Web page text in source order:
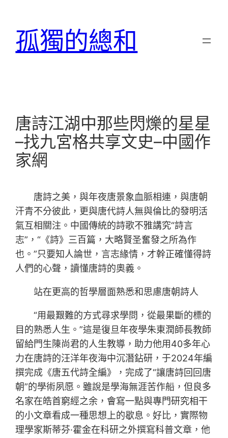
孤獨的總和
唐詩江湖中那些閃爍的星星
–找九宮格共享文史–中國作
家網
唐詩之美，與年夜唐景象血脈相連，與唐朝
汗青不分彼此，更與唐代詩人無與倫比的發明活
氣互相關注。中國傳統的詩歌不雅講究“詩言
志”，“《詩》三百篇，大略賢圣奮發之所為作
也。”只要知人論世，言志緣情，才幹正確懂得詩
人們的心聲，讀懂唐詩的奧義。
站在更高的哲學層面熟悉和思慮唐朝詩人
“用最艱難的方式尋求學問，從最果斷的標的
目的熟悉人生。”這是復旦年夜學朱東潤師長教師
留給門生陳尚君的人生教導，助力他用40多年心
力在唐詩的汪洋年夜海中沉潛鉆研，于2024年編
撰完成《唐五代詩全編》，完成了“讓唐詩回回唐
朝”的學術夙愿。雖說是學海無涯苦作船，但良多
名家在皓首窮經之余，會寫一點與專門研究相干
的小文章看成一種思想上的歇息。好比，實際物
理學家斯蒂芬·霍金在科研之外撰寫科普文章，他